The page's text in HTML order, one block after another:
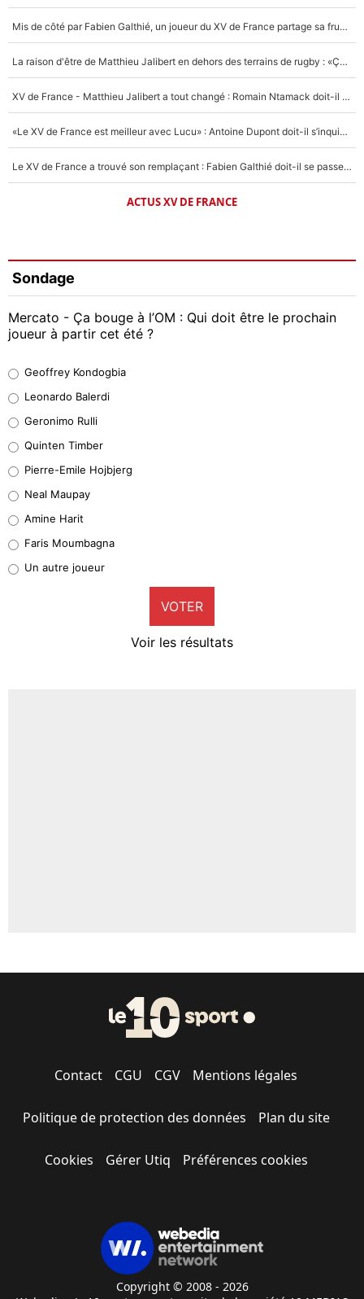
Mis de côté par Fabien Galthié, un joueur du XV de France partage sa frustration : «ils ne me l’ont pas dit tout de suite»
La raison d'être de Matthieu Jalibert en dehors des terrains de rugby : «Ça m'atteint autant que si tu touches à un membre de ma famille»
XV de France - Matthieu Jalibert a tout changé : Romain Ntamack doit-il s’inquiéter pour sa place à un an de la Coupe du monde ?
«Le XV de France est meilleur avec Lucu» : Antoine Dupont doit-il s’inquiéter pour sa place ?
Le XV de France a trouvé son remplaçant : Fabien Galthié doit-il se passer d'Antoine Dupont ?
ACTUS XV DE FRANCE
Sondage
Mercato - Ça bouge à l’OM : Qui doit être le prochain
joueur à partir cet été ?
38%
32%
5%
1%
9%
Geoffrey Kondogbia
Leonardo Balerdi
Geronimo Rulli
Quinten Timber
Pierre-Emile Hojbjerg
Neal Maupay
Amine Harit
Faris Moumbagna
Un autre joueur
VOTER
Voir les résultats
Contact CGU CGV Mentions légales
Politique de protection des données Plan du site
Cookies Gérer Utiq Préférences cookies
Copyright © 2008 - 2026